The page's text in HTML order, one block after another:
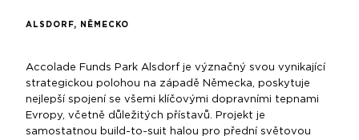
ALSDORF, NĚMECKO
Accolade Funds Park Alsdorf je význačný svou vynikající
strategickou polohou na západě Německa, poskytuje
nejlepší spojení se všemi klíčovými dopravními tepnami
Evropy, včetně důležitých přístavů. Projekt je
samostatnou build-to-suit halou pro přední světovou